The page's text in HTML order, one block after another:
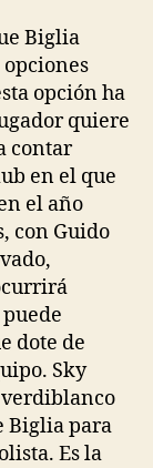
Biglia
opción ha
quiere
contar
en el que
el año
con Guido
dote de
Sky
Biglia para
Es la